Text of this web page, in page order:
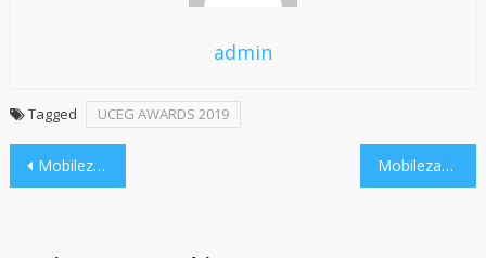
admin
Tagged UCEG AWARDS 2019
Navegação
Post
Mobilezando 59 – Magic Pom Mobilezando 60 – Gods of Boom!